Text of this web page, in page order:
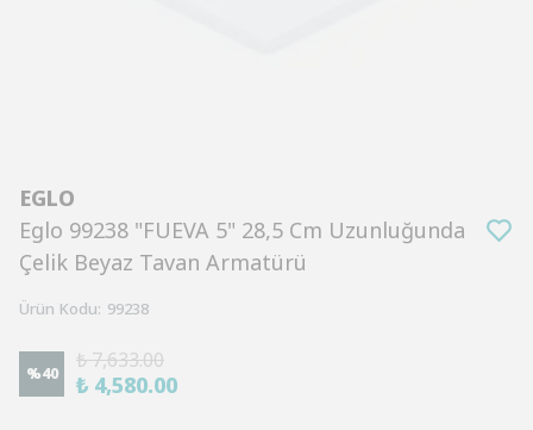
EGLO
Eglo 99238 "FUEVA 5" 28,5 Cm Uzunluğunda
Çelik Beyaz Tavan Armatürü
Ürün Kodu: 99238
%40
₺ 7,633.00
₺ 4,580.00